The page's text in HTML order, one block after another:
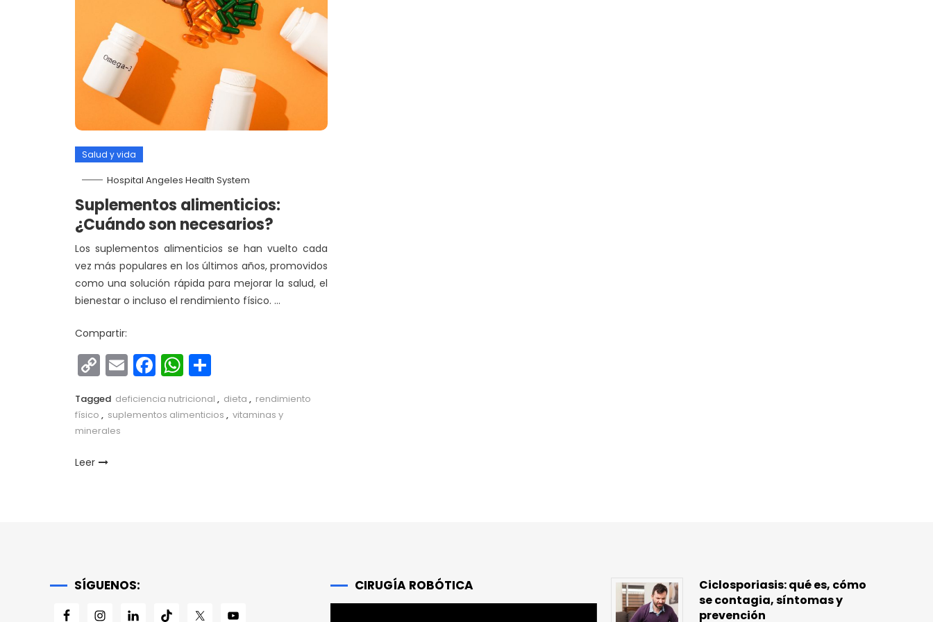
Salud y vida
Hospital Angeles Health System
Suplementos alimenticios:
¿Cuándo son necesarios?
Los suplementos alimenticios se han vuelto cada
vez más populares en los últimos años, promovidos
como una solución rápida para mejorar la salud, el
bienestar o incluso el rendimiento físico. …
Compartir:
Copy
Link
EmailFacebook
WhatsApp
Tagged deficiencia nutricional , dieta , rendimiento
físico , suplementos alimenticios , vitaminas y
minerales
Leer
SÍGUENOS: CIRUGÍA ROBÓTICA
Ciclosporiasis: qué es, cómo
se contagia, síntomas y
prevención